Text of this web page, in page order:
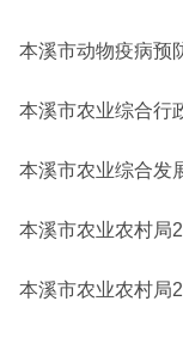
本溪市动物疫病预
本溪市农业综合行
本溪市农业综合发
本溪市农业农村局
本溪市农业农村局